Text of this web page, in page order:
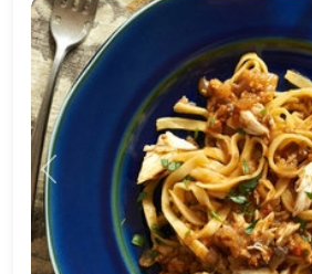
Previous